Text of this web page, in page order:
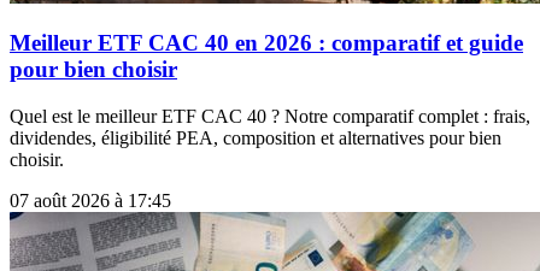
Meilleur ETF CAC 40 en 2026 : comparatif et guide
pour bien choisir
Quel est le meilleur ETF CAC 40 ? Notre comparatif complet : frais,
dividendes, éligibilité PEA, composition et alternatives pour bien
choisir.
07 août 2026 à 17:45